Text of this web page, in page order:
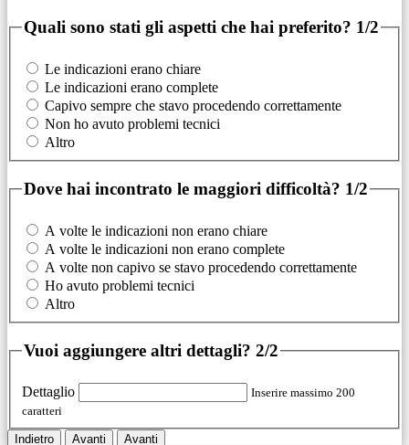
Quali sono stati gli aspetti che hai preferito? 1/2
Le indicazioni erano chiare
Le indicazioni erano complete
Capivo sempre che stavo procedendo correttamente
Non ho avuto problemi tecnici
Altro
Dove hai incontrato le maggiori difficoltà? 1/2
A volte le indicazioni non erano chiare
A volte le indicazioni non erano complete
A volte non capivo se stavo procedendo correttamente
Ho avuto problemi tecnici
Altro
Vuoi aggiungere altri dettagli? 2/2
Dettaglio
Inserire massimo 200
caratteri
Indietro Avanti Avanti